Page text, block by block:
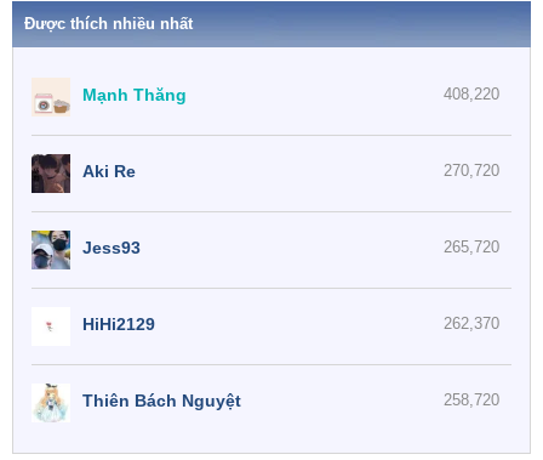
Được thích nhiều nhất
408,220
Mạnh Thăng
270,720
Aki Re
265,720
Jess93
262,370
HiHi2129
258,720
Thiên Bách Nguyệt